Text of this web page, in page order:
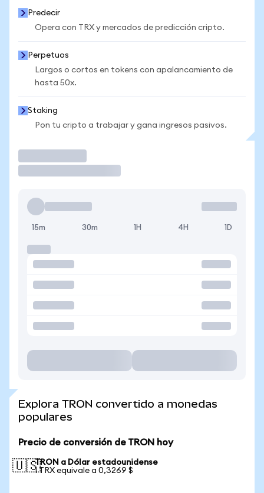
Predecir
Opera con TRX y mercados de predicción cripto.
Perpetuos
Largos o cortos en tokens con apalancamiento de
hasta 50x.
Staking
Pon tu cripto a trabajar y gana ingresos pasivos.
15m 30m 1H 4H 1D
Explora TRON convertido a monedas
populares
Precio de conversión de TRON hoy
🇺🇸TRON a Dólar estadounidense
1 TRX equivale a 0,3269 $